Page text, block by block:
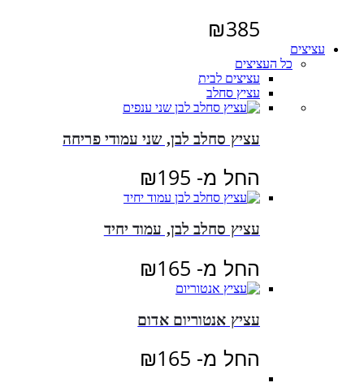
₪385
עציצים
כל העציצים
עציצים לבית
עציץ סחלב
עציץ סחלב לבן, שני עמודי פריחה
החל מ- ₪195
עציץ סחלב לבן, עמוד יחיד
החל מ- ₪165
עציץ אנטוריום אדום
החל מ- ₪165